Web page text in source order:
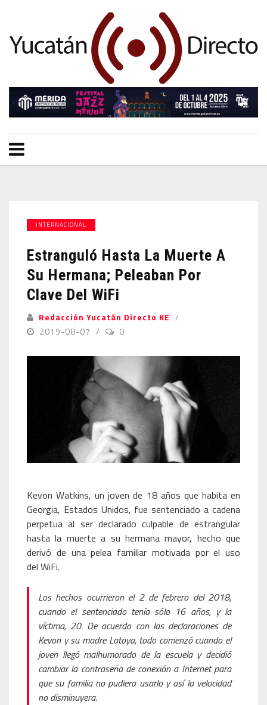
INTERNACIONAL
Estranguló Hasta La Muerte A
Su Hermana; Peleaban Por
Clave Del WiFi
Redacción Yucatán Directo KE
2019-08-07
0
Kevon Watkins, un joven de 18 años que habita en
Georgia, Estados Unidos, fue sentenciado a cadena
perpetua al ser declarado culpable de estrangular
hasta la muerte a su hermana mayor, hecho que
derivó de una pelea familiar motivada por el uso
del WiFi.
Los hechos ocurrieron el 2 de febrero del 2018,
cuando el sentenciado tenía sólo 16 años, y la
víctima, 20. De acuerdo con las declaraciones de
Kevon y su madre Latoya, todo comenzó cuando el
joven llegó malhumorado de la escuela y decidió
cambiar la contraseña de conexión a Internet para
que su familia no pudiera usarlo y así la velocidad
no disminuyera.